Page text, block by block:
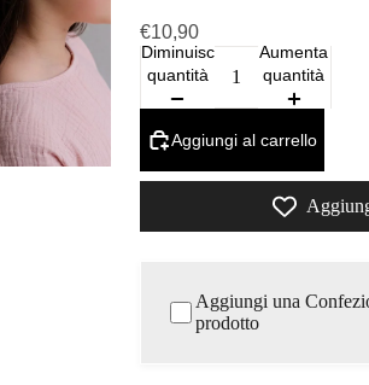
€10,90
Diminuisci
quantità
Aumenta
quantità
Aggiungi al carrello
Aggiungi una
prodotto